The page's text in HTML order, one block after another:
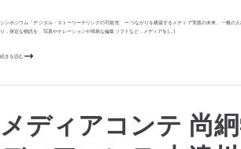
シンポジウム「デジタル・ストーリーテリングの可能性 ー つながりを構築するメディア実践の未来」 一般の
り，身近な物語を、写真やナレーションや簡易な編集ソフトなど，メディアを […]
続きを読む
メディアコンテ 尚